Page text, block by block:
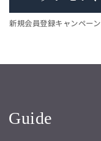
新規会員登録キャンペーン
Guide